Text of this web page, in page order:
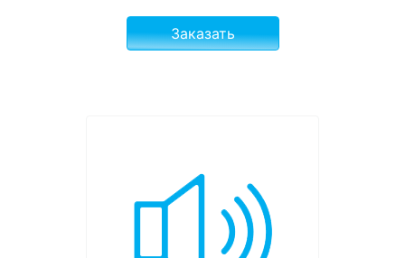
Заказать